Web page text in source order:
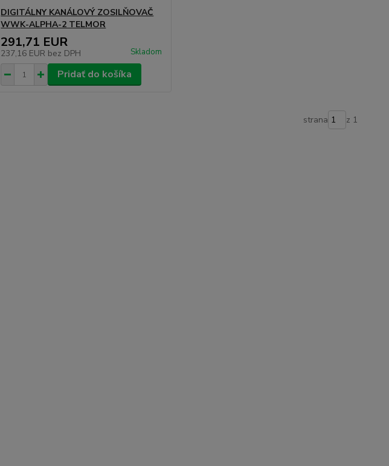
DIGITÁLNY KANÁLOVÝ ZOSILŇOVAČ
WWK-ALPHA-2 TELMOR
291,71 EUR
237,16 EUR bez DPH Skladom
Pridať do košíka
strana z 1